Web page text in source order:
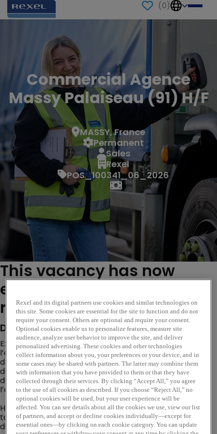
(0)
Commercial Agence
Massy Palaiseau (91) H/F
MASSY, France
Permanent
Sales
Rexel
POS_100341_06_2026
This vacancy has now
expired. Please see similar
roles below...
Description de l'entreprise
Expert de la distribution multicanale pour le monde de
l’énergie, Rexel accompagne ses clients professionnels
dans la mise en œuvre de solutions innovantes et
durables, où qu'ils soient. Engagé vers une croissance
durable, la digitalisation et l’innovation sont au cœur de
l’entreprise.
Handi- accueillante, notre entreprise pratique la
tolérance zéro à l’égard de toute forme de
discrimination.
Rexel and its digital partners use cookies and similar technologies on
this site. Some cookies are essential for the site to function and do not
require your consent. Others are optional and require your consent.
Optional cookies enable us to personalize features, measure site
audience, analyze user behavior to improve the site, and deliver
personalized advertising. These cookies and other technologies
collect information about you, your preferences or your device, and in
some cases may be shared with partners. The latter may combine them
with information that you have provided to them or that they have
collected through their services. By clicking “Accept All,” you agree
to the use of all cookies as described. If you choose “Reject All,” no
optional cookies will be used, but your user experience will be
affected. You can see details about all the cookies we use, view our list
of partners, and accept or decline cookies individually—except for
essential ones—by clicking on each cookie category. You can update